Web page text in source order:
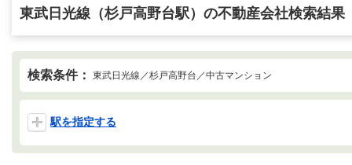
東武日光線（杉戸高野台駅）の不動産会社検索結果
検索条件： 東武日光線／杉戸高野台／中古マンション
駅を指定する